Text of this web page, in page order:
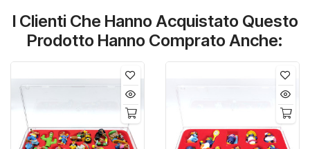
vellutino rosso e offrono
soluzioni eleganti e
collezione di sorpresine.
interno sagomato in
vellutino rosso e offrono
soluzioni eleganti e
collezione di sorpresine.
I Clienti Che Hanno Acquistato Questo
Prodotto Hanno Comprato Anche: